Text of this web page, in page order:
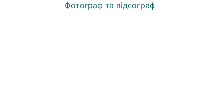
Фотограф та відеограф